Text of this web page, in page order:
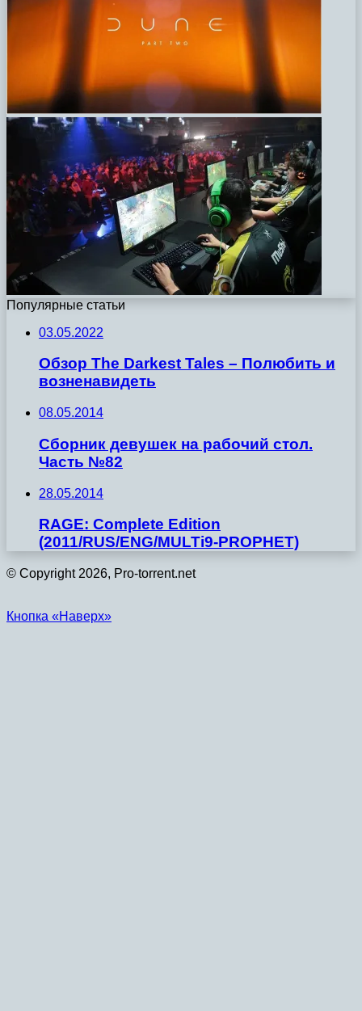
Популярные статьи
03.05.2022
Обзор The Darkest Tales – Полюбить и
возненавидеть
08.05.2014
Сборник девушек на рабочий стол.
Часть №82
28.05.2014
RAGE: Complete Edition
(2011/RUS/ENG/MULTi9-PROPHET)
© Copyright 2026, Pro-torrent.net
Кнопка «Наверх»